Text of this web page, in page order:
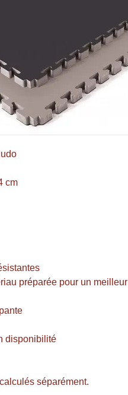
cm
préparée pour un meilleur
disponibilité
séparément.